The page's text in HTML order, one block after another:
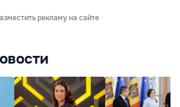
рекламу на сайте